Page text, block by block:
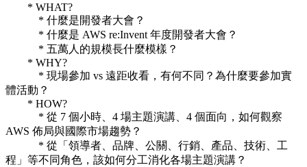
* WHAT?
* 什麼是開發者大會？
* 什麼是 AWS re:Invent 年度開發者大會？
* 五萬人的規模長什麼模樣？
* WHY?
* 現場參加 vs 遠距收看，有何不同？為什麼要參加實
體活動？
* HOW?
* 從 7 個小時、4 場主題演講、4 個面向，如何觀察
AWS 佈局與國際市場趨勢？
* 從「領導者、品牌、公關、行銷、產品、技術、工
程」等不同角色，該如何分工消化各場主題演講？